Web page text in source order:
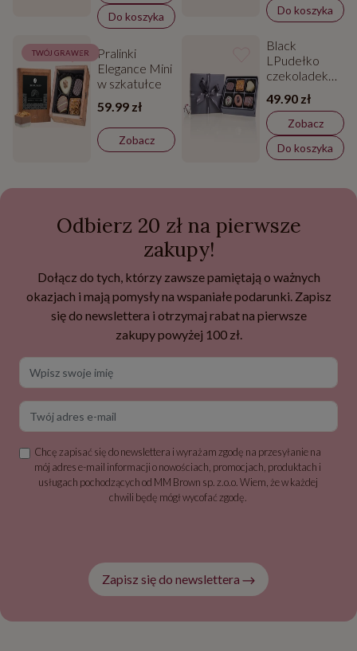
Do koszyka
Do koszyka
TWÓJ GRAWER
Pralinki
Elegance Mini
w szkatułce
59.99 zł
Zobacz
Black
LPudełko
czekoladek
Black L - 6
pralinek
49.90 zł
Zobacz
Do koszyka
Odbierz 20 zł na pierwsze
zakupy!
Dołącz do tych, którzy zawsze pamiętają o ważnych
okazjach i mają pomysły na wspaniałe podarunki. Zapisz
się do newslettera i otrzymaj rabat na pierwsze
zakupy powyżej 100 zł.
Chcę zapisać się do newslettera i wyrażam zgodę na przesyłanie na
mój adres e-mail informacji o nowościach, promocjach, produktach i
usługach pochodzących od MM Brown sp. z.o.o. Wiem, że w każdej
chwili będę mógł wycofać zgodę.
Zapisz się do newslettera